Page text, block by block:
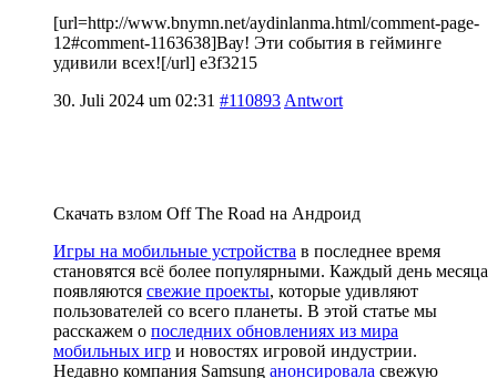
[url=http://www.bnymn.net/aydinlanma.html/comment-page-
12#comment-1163638]Вау! Эти события в гейминге
удивили всех![/url] e3f3215
30. Juli 2024 um 02:31 #110893 Antwort
Скачать взлом Off The Road на Андроид
Игры на мобильные устройства в последнее время
становятся всё более популярными. Каждый день месяца
появляются свежие проекты, которые удивляют
пользователей со всего планеты. В этой статье мы
расскажем о последних обновлениях из мира
мобильных игр и новостях игровой индустрии.
Недавно компания Samsung анонсировала свежую